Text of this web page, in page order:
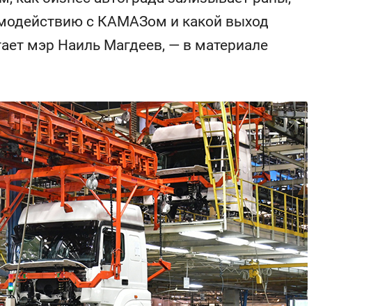
с КАМАЗом и какой выход
мэр Наиль Магдеев, — в материале
состоянием как основа
антихрупких команд